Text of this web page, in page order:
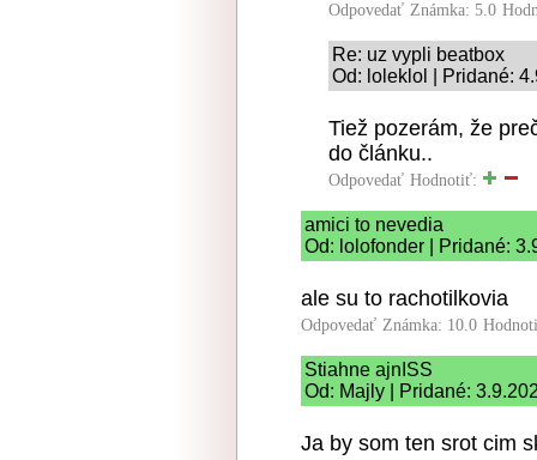
Odpovedať Známka: 5.0
Re: uz vypli beatbox
Od: loleklol | Pridané:
Tiež pozerám, že
do článku..
Odpovedať Hodnotiť:
amici to nevedia
Od: lolofonder | Pridané:
ale su to rachotilkovia
Odpovedať Známka: 10.0
Stiahne ajnISS
Od: Majly | Pridané:
Ja by som ten srot cim